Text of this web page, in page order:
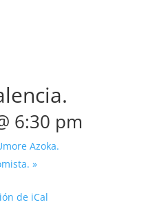
6:30 pm
Azoka.
»
de iCal